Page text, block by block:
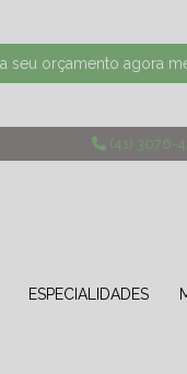
seu orçamento agora
(41) 3076-
ESPECIALIDADES